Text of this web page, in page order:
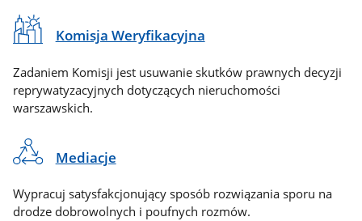
Komisja Weryfikacyjna
Zadaniem Komisji jest usuwanie skutków prawnych decyzji
reprywatyzacyjnych dotyczących nieruchomości
warszawskich.
Mediacje
Wypracuj satysfakcjonujący sposób rozwiązania sporu na
drodze dobrowolnych i poufnych rozmów.